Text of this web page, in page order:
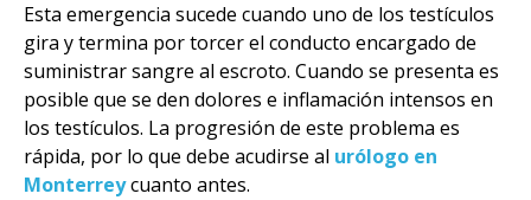
Esta emergencia sucede cuando uno de los testículos
gira y termina por torcer el conducto encargado de
suministrar sangre al escroto. Cuando se presenta es
posible que se den dolores e inflamación intensos en
los testículos. La progresión de este problema es
rápida, por lo que debe acudirse al urólogo en
Monterreycuanto antes.